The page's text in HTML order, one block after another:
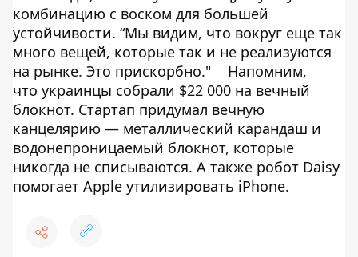
комбинацию с воском для большей
устойчивости. “Мы видим, что вокруг еще так
много вещей, которые так и не реализуются
на рынке. Это прискорбно."
Напомним,
что украинцы собрали $22 000 на вечный
блокнот. Стартап придумал вечную
канцелярию — металлический карандаш и
водонепроницаемый блокнот, которые
никогда не списываются. А также робот Daisy
помогает Apple утилизировать iPhone.